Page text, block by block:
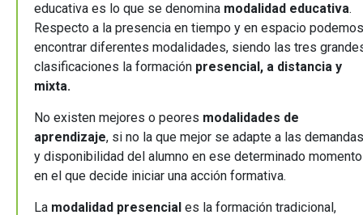
educativa es lo que se denomina modalidad educativa.
Respecto a la presencia en tiempo y en espacio podemos
encontrar diferentes modalidades, siendo las tres
clasificaciones la formación presencial, a distancia y
mixta.
No existen mejores o peores modalidades de
aprendizaje, si no la que mejor se adapte a las demandas
y disponibilidad del alumno en ese determinado momento
en el que decide iniciar una acción formativa.
La modalidad presencial es la formación tradicional,